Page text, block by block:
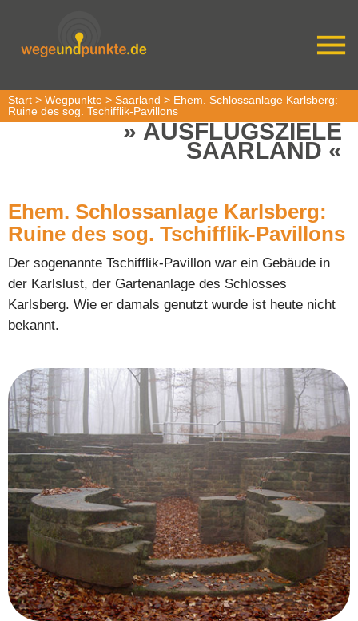
Start > Wegpunkte > Saarland > Ehem. Schlossanlage Karlsberg:
Ruine des sog. Tschifflik-Pavillons
AUSFLUGSZIELE
SAARLAND
Ehem. Schlossanlage Karlsberg:
Ruine des sog. Tschifflik-Pavillons
Der sogenannte Tschifflik-Pavillon war ein Gebäude in
der Karlslust, der Gartenanlage des Schlosses
Karlsberg. Wie er damals genutzt wurde ist heute nicht
bekannt.